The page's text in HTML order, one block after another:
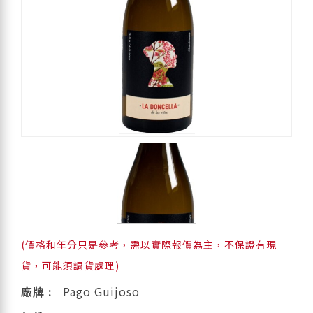
(價格和年分只是參考，需以實際報價為主，不保證有現
貨，可能須調貨處理)
廠牌 :
Pago Guijoso